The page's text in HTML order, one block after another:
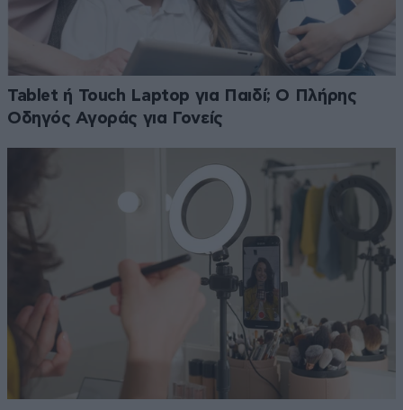
Tablet ή Touch Laptop για Παιδί; Ο Πλήρης
Οδηγός Αγοράς για Γονείς